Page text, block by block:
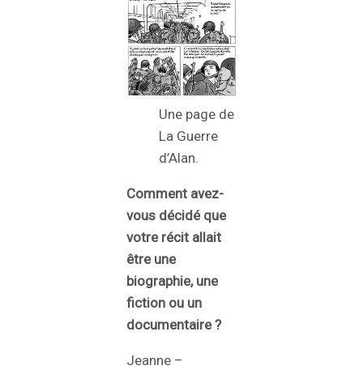
Une page de
La Guerre
d’Alan.
Comment avez-
vous décidé que
votre récit allait
être une
biographie, une
fiction ou un
documentaire ?
Jeanne –